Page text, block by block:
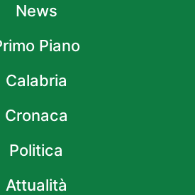
News
Piano
Calabria
Cronaca
Politica
Attualità